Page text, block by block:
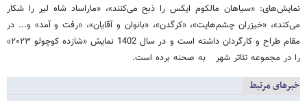
نمایش‌های: «سیاهان مالکوم ایکس را ذبح می‌کنند»، «ماراساد شاه لیر را شکار
می‌کند»، «خیزران چشم‌هایت»، «کرگدن»، «بانوان و آقایان»، «رفت و آمد» و... در
مقام طراح و کارگردان داشته است و در سال 1402 نمایش «شازده کوچولو ۲۰۲۳»
را در مجموعه تئاتر شهر به صحنه برده است.
خبرهای مرتبط